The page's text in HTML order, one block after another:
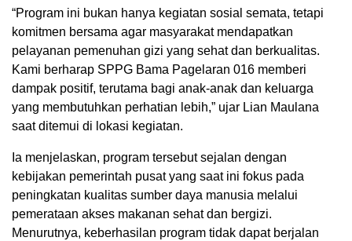
“Program ini bukan hanya kegiatan sosial semata, tetapi
komitmen bersama agar masyarakat mendapatkan
pelayanan pemenuhan gizi yang sehat dan berkualitas.
Kami berharap SPPG Bama Pagelaran 016 memberi
dampak positif, terutama bagi anak-anak dan keluarga
yang membutuhkan perhatian lebih,” ujar Lian Maulana
saat ditemui di lokasi kegiatan.
Ia menjelaskan, program tersebut sejalan dengan
kebijakan pemerintah pusat yang saat ini fokus pada
peningkatan kualitas sumber daya manusia melalui
pemerataan akses makanan sehat dan bergizi.
Menurutnya, keberhasilan program tidak dapat berjalan